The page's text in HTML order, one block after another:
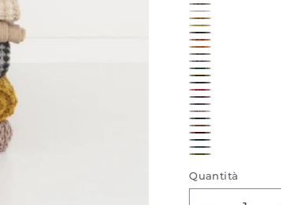
482
497
500
519
527
615
680
684
740
A4
B1
D529
D614
D679
D742
K901
K902
K904
K920
K921
K922
K923
Quantità